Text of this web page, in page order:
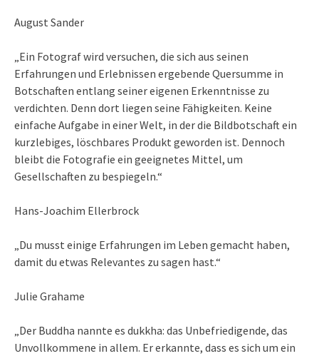
August Sander
„Ein Fotograf wird versuchen, die sich aus seinen
Erfahrungen und Erlebnissen ergebende Quersumme in
Botschaften entlang seiner eigenen Erkenntnisse zu
verdichten. Denn dort liegen seine Fähigkeiten. Keine
einfache Aufgabe in einer Welt, in der die Bildbotschaft ein
kurzlebiges, löschbares Produkt geworden ist. Dennoch
bleibt die Fotografie ein geeignetes Mittel, um
Gesellschaften zu bespiegeln.“
Hans-Joachim Ellerbrock
„Du musst einige Erfahrungen im Leben gemacht haben,
damit du etwas Relevantes zu sagen hast.“
Julie Grahame
„Der Buddha nannte es dukkha: das Unbefriedigende, das
Unvollkommene in allem. Er erkannte, dass es sich um ein